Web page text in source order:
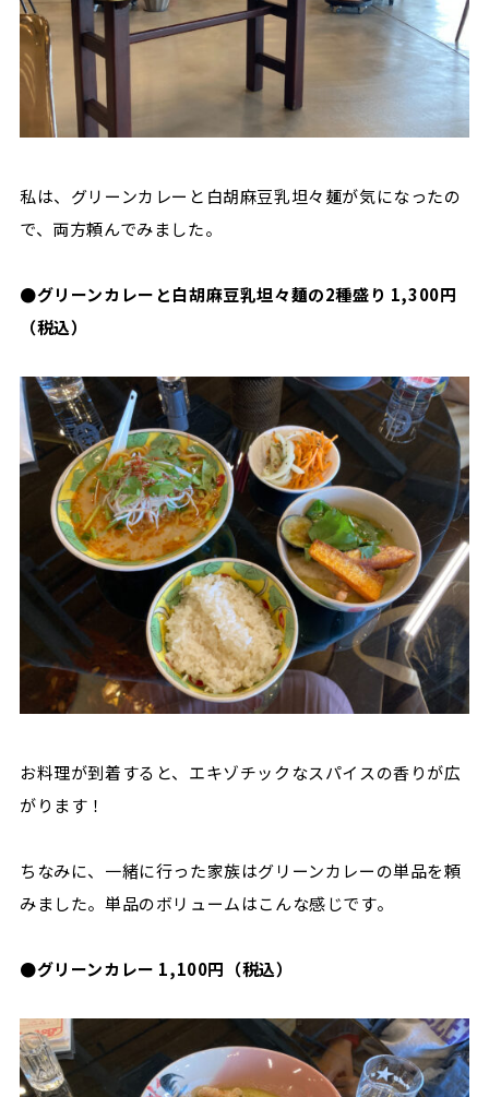
私は、グリーンカレーと白胡麻豆乳坦々麺が気になったの
で、両方頼んでみました。
●グリーンカレーと白胡麻豆乳坦々麺の2種盛り 1,300円
（税込）
お料理が到着すると、エキゾチックなスパイスの香りが広
がります！
ちなみに、一緒に行った家族はグリーンカレーの単品を頼
みました。 単品のボリュームはこんな感じです。
●グリーンカレー 1,100円（税込）